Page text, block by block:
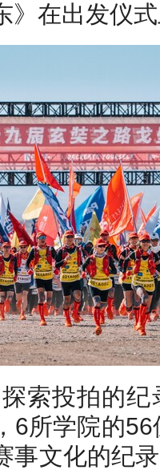
》在出发仪
索投拍的
6所学院的
事文化的纪